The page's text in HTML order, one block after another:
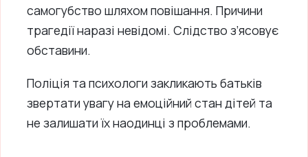
самогубство шляхом повішання. Причини
трагедії наразі невідомі. Слідство з’ясовує
обставини.
Поліція та психологи закликають батьків
звертати увагу на емоційний стан дітей та
не залишати їх наодинці з проблемами.